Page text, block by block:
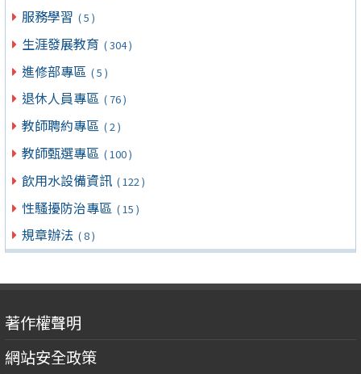
服務學習 ( 5 )
生涯發展教育 ( 304 )
進修部專區 ( 5 )
退休人員專區 ( 76 )
教師聘約專區 ( 2 )
教師甄選專區 ( 100 )
飲用水設備資訊 ( 122 )
性騷擾防治專區 ( 15 )
規章辦法 ( 8 )
著作權聲明
網站安全政策